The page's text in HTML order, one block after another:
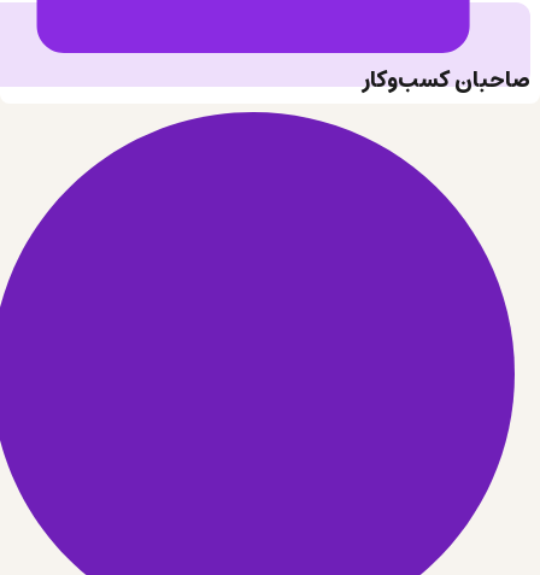
صاحبان کسب‌وکار